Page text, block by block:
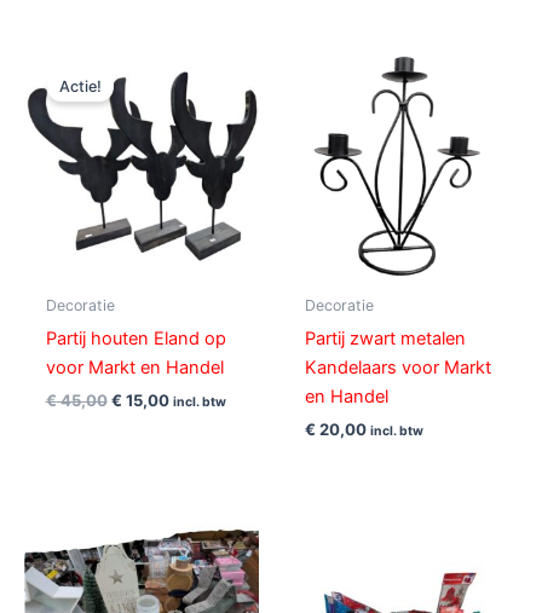
Actie!
Decoratie
Partij houten Eland op
voor Markt en Handel
€45,00
prijs
was:
€ 45,00.
€ 15,00
prijs
is:
€ 15,00.
incl. btw
Decoratie
Partij zwart metalen
Kandelaars voor Markt
en Handel
€ 20,00 incl. btw